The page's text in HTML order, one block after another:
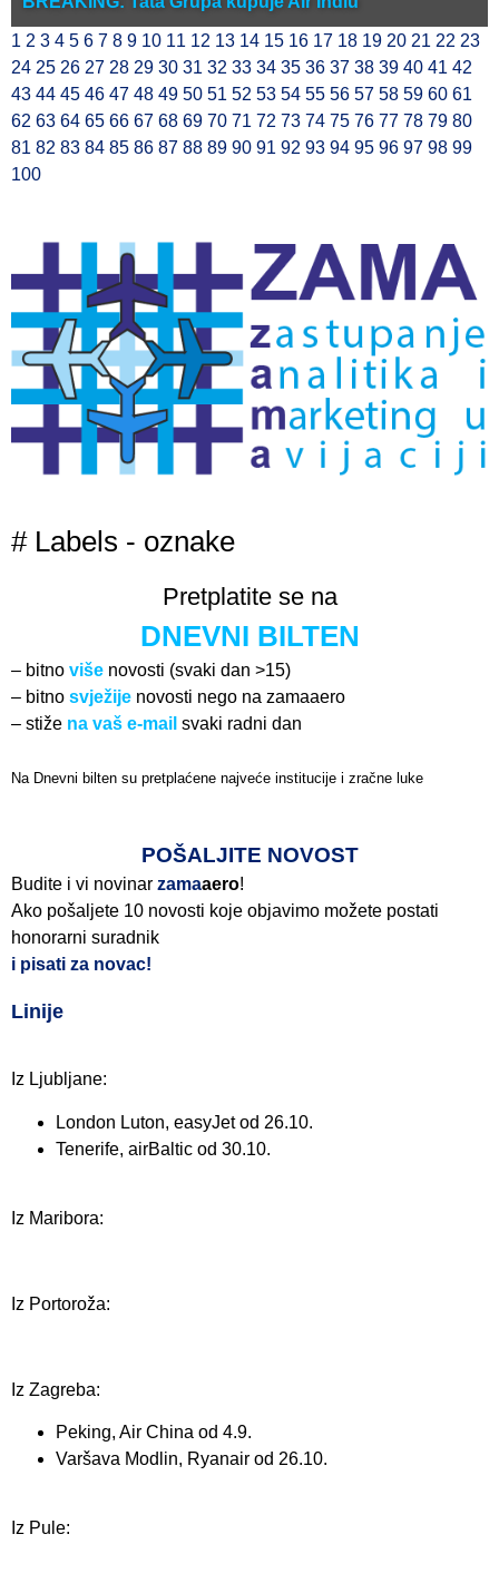
1 2 3 4 5 6 7 8 9 10 11 12 13 14 15 16 17 18 19 20 21 22 23
24 25 26 27 28 29 30 31 32 33 34 35 36 37 38 39 40 41 42
43 44 45 46 47 48 49 50 51 52 53 54 55 56 57 58 59 60 61
62 63 64 65 66 67 68 69 70 71 72 73 74 75 76 77 78 79 80
81 82 83 84 85 86 87 88 89 90 91 92 93 94 95 96 97 98 99
100
# Labels - oznake
Pretplatite se na
DNEVNI BILTEN
– bitno više novosti (svaki dan >15)
– bitno svježije novosti nego na zamaaero
– stiže na vaš e-mail svaki radni dan
Na Dnevni bilten su pretplaćene najveće institucije i zračne luke
POŠALJITE NOVOST
Budite i vi novinar zamaaero!
Ako pošaljete 10 novosti koje objavimo možete postati
honorarni suradnik
i pisati za novac!
Linije
Iz Ljubljane:
London Luton, easyJet od 26.10.
Tenerife, airBaltic od 30.10.
Iz Maribora:
Iz Portoroža:
Iz Zagreba:
Peking, Air China od 4.9.
Varšava Modlin, Ryanair od 26.10.
Iz Pule: